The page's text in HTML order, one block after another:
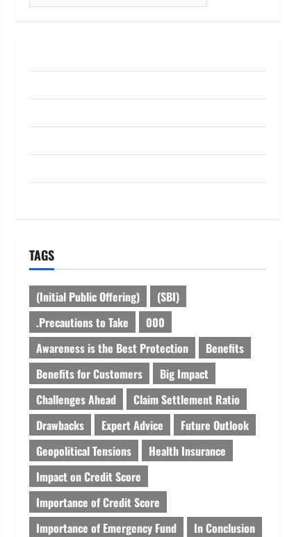
for:
TAGS
(Initial Public Offering)
(SBI)
.Precautions to Take
000
Awareness is the Best Protection
Benefits
Benefits for Customers
Big Impact
Challenges Ahead
Claim Settlement Ratio
Drawbacks
Expert Advice
Future Outlook
Geopolitical Tensions
Health Insurance
Impact on Credit Score
Importance of Credit Score
Importance of Emergency Fund
In Conclusion